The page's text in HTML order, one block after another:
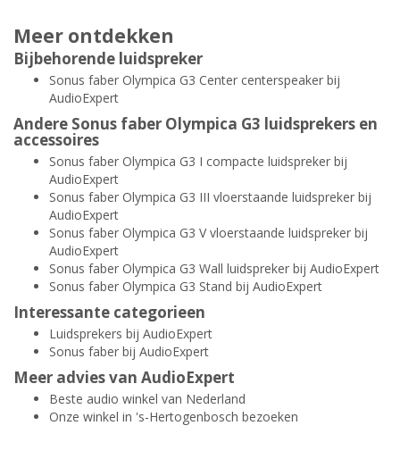
Meer ontdekken
Bijbehorende luidspreker
Sonus faber Olympica G3 Center centerspeaker bij
AudioExpert
Andere Sonus faber Olympica G3 luidsprekers en
accessoires
Sonus faber Olympica G3 I compacte luidspreker bij
AudioExpert
Sonus faber Olympica G3 III vloerstaande luidspreker bij
AudioExpert
Sonus faber Olympica G3 V vloerstaande luidspreker bij
AudioExpert
Sonus faber Olympica G3 Wall luidspreker bij AudioExpert
Sonus faber Olympica G3 Stand bij AudioExpert
Interessante categorieen
Luidsprekers bij AudioExpert
Sonus faber bij AudioExpert
Meer advies van AudioExpert
Beste audio winkel van Nederland
Onze winkel in 's-Hertogenbosch bezoeken